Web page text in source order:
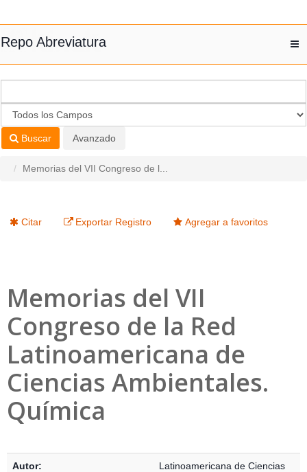
Repo Abreviatura
Buscar Avanzado
Memorias del VII Congreso de l...
Citar Exportar Registro Agregar a favoritos
Memorias del VII
Congreso de la Red
Latinoamericana de
Ciencias Ambientales.
Química
Autor:
Latinoamericana de Ciencias